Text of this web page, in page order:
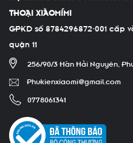
THOẠI XIÀOMÍMI
GPKD số 8784296872-001 cấp
quận 11
256/90/3 Hàn Hải Nguyên,
Phukienxiaomi@gmail.com
0778061341